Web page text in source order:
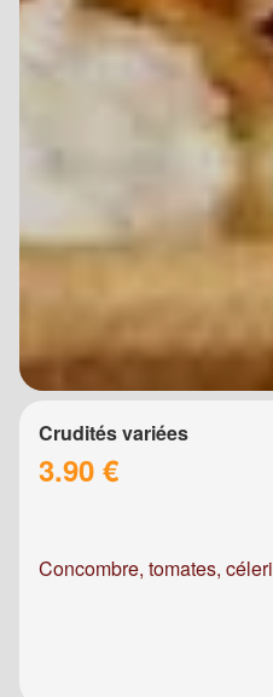
Crudités variées
3.90 €
Concombre, tomates, céleri